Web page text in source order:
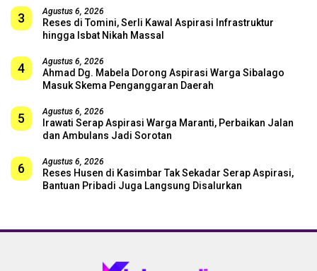
3 Agustus 6, 2026
Reses di Tomini, Serli Kawal Aspirasi Infrastruktur
hingga Isbat Nikah Massal
4 Agustus 6, 2026
Ahmad Dg. Mabela Dorong Aspirasi Warga Sibalago
Masuk Skema Penganggaran Daerah
5 Agustus 6, 2026
Irawati Serap Aspirasi Warga Maranti, Perbaikan Jalan
dan Ambulans Jadi Sorotan
6 Agustus 6, 2026
Reses Husen di Kasimbar Tak Sekadar Serap Aspirasi,
Bantuan Pribadi Juga Langsung Disalurkan